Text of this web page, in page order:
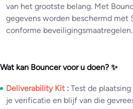
van het grootste belang. Met
gegevens worden beschermd met
conforme beveiligingsmaatregelen.
Wat kan Bouncer voor u doen? ✨
Deliverability Kit : Test de
je verificatie en blijf van die